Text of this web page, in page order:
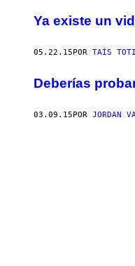
Ya existe un
05.22.15POR TAÍS TOTI
Deberías
03.09.15POR JORDAN